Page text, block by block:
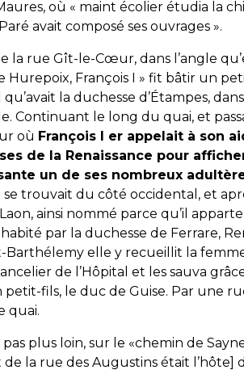
où « maint écolier étudia la
avait composé ses ouvrages ».
la rue Gît-le-Cœur, dans l’angle
Hurepoix, François I » fit bâtir un
la duchesse d’Étampes,
Continuant le long du quai, et
où François I er appelait à son
de la Renaissance pour
un de ses nombreux
se trouvait du côté occidental, et
Laon, ainsi nommé parce qu’il
par la duchesse de Ferrare,
Barthélemy elle y recueillit la
de l’Hôpital et les sauva
petit-fils, le duc de Guise. Par une
quai.
plus loin, sur le «chemin de
la rue des Augustins était l’hôte]